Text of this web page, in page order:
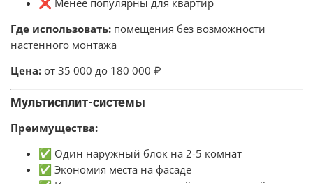
❌ Менее популярны для квартир
Где использовать: помещения без возможности
настенного монтажа
Цена:от 35 000 до 180 000 ₽
Мультисплит-системы
Преимущества:
✅ Один наружный блок на 2-5 комнат
✅ Экономия места на фасаде